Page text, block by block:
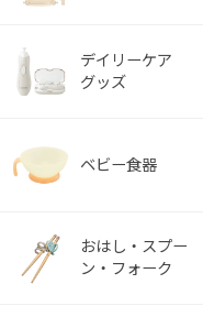
デイリーケア
グッズ
ベビー食器
おはし・スプー
ン・フォーク